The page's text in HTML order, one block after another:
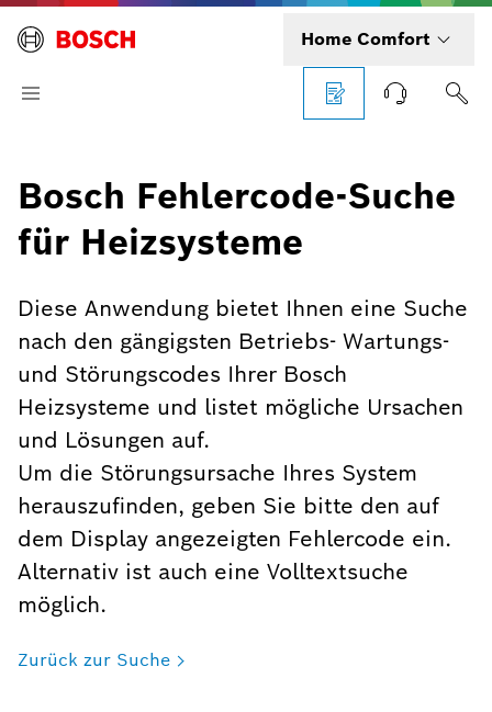
Home Comfort
Bosch Fehlercode-Suche
für Heizsysteme
Diese Anwendung bietet Ihnen eine Suche
nach den gängigsten Betriebs- Wartungs-
und Störungscodes Ihrer Bosch
Heizsysteme und listet mögliche Ursachen
und Lösungen auf.
Um die Störungsursache Ihres System
herauszufinden, geben Sie bitte den auf
dem Display angezeigten Fehlercode ein.
Alternativ ist auch eine Volltextsuche
möglich.
Zurück zur Suche